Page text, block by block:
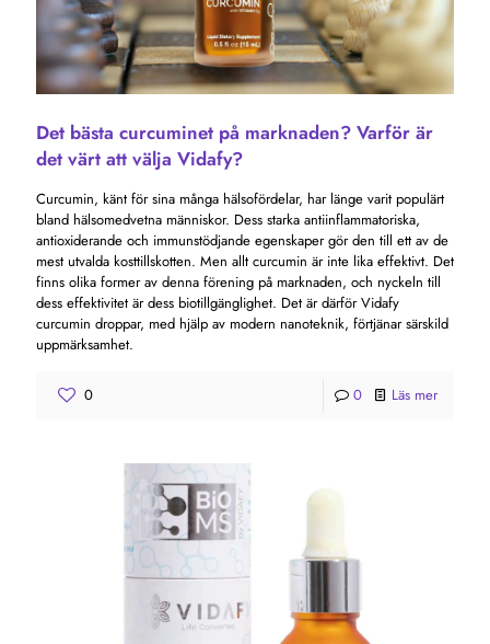
Det bästa curcuminet på marknaden? Varför är
det värt att välja Vidafy?
Curcumin, känt för sina många hälsofördelar, har länge varit populärt
bland hälsomedvetna människor. Dess starka antiinflammatoriska,
antioxiderande och immunstödjande egenskaper gör den till ett av de
mest utvalda kosttillskotten. Men allt curcumin är inte lika effektivt. Det
finns olika former av denna förening på marknaden, och nyckeln till
dess effektivitet är dess biotillgänglighet. Det är därför Vidafy
curcumin droppar, med hjälp av modern nanoteknik, förtjänar särskild
uppmärksamhet.
0 0 Läs mer